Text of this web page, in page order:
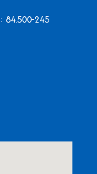
84.500-245